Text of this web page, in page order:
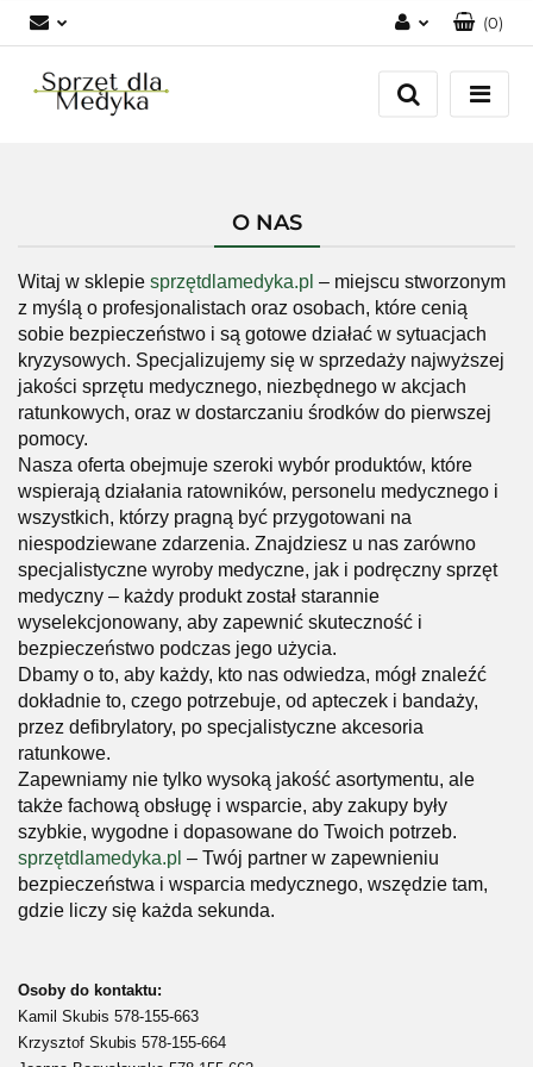
Zaloguj się
Zarejestruj się
(0)
O NAS
Witaj w sklepie sprzętdlamedyka.pl – miejscu stworzonym
z myślą o profesjonalistach oraz osobach, które cenią
sobie bezpieczeństwo i są gotowe działać w sytuacjach
kryzysowych. Specjalizujemy się w sprzedaży najwyższej
jakości sprzętu medycznego, niezbędnego w akcjach
ratunkowych, oraz w dostarczaniu środków do pierwszej
pomocy.
Nasza oferta obejmuje szeroki wybór produktów, które
wspierają działania ratowników, personelu medycznego i
wszystkich, którzy pragną być przygotowani na
niespodziewane zdarzenia. Znajdziesz u nas zarówno
specjalistyczne wyroby medyczne, jak i podręczny sprzęt
medyczny – każdy produkt został starannie
wyselekcjonowany, aby zapewnić skuteczność i
bezpieczeństwo podczas jego użycia.
Dbamy o to, aby każdy, kto nas odwiedza, mógł znaleźć
dokładnie to, czego potrzebuje, od apteczek i bandaży,
przez defibrylatory, po specjalistyczne akcesoria
ratunkowe.
Zapewniamy nie tylko wysoką jakość asortymentu, ale
także fachową obsługę i wsparcie, aby zakupy były
szybkie, wygodne i dopasowane do Twoich potrzeb.
sprzętdlamedyka.pl – Twój partner w zapewnieniu
bezpieczeństwa i wsparcia medycznego, wszędzie tam,
gdzie liczy się każda sekunda.
Osoby do kontaktu:
Kamil Skubis 578-155-663
Krzysztof Skubis 578-155-664